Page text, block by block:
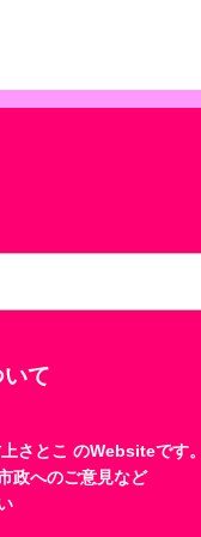
て
さとこ のWebsiteです。
政へのご意見など